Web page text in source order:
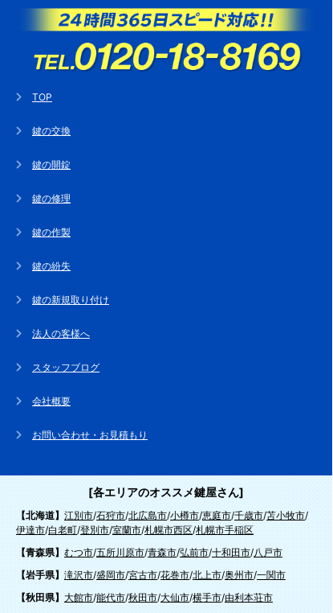
TOP
鍵の交換
鍵の開錠
鍵の修理
鍵の作製
鍵の紛失
鍵の新規取り付け
法人の客様へ
スタッフブログ
会社概要
お問い合わせ・お見積もり
[各エリアのオススメ鍵屋さん]
【北海道】 江別市/石狩市/北広島市/小樽市/恵庭市/千歳市/苫小牧市/
伊達市/白老町/登別市/室蘭市/札幌市西区/札幌市手稲区
【青森県】 むつ市/五所川原市/青森市/弘前市/十和田市/八戸市
【岩手県】 滝沢市/盛岡市/宮古市/花巻市/北上市/奥州市/一関市
【秋田県】 大館市/能代市/秋田市/大仙市/横手市/由利本荘市